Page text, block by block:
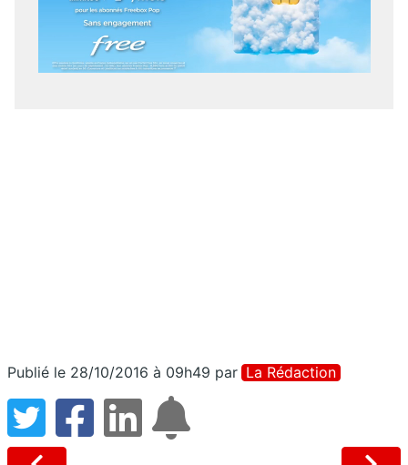
Publié le 28/10/2016 à 09h49 par La Rédaction